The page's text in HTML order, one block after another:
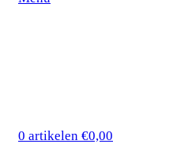
0 artikelen €0,00